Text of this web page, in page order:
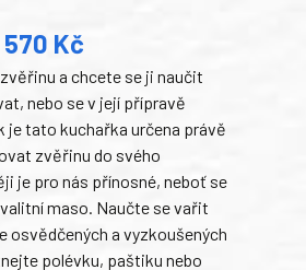
Kč
a chcete se ji naučit
nebo se v její přípravě
je tato kuchařka určena právě
zvěřinu do svého
je pro nás přínosné, neboť se
maso. Naučte se vařit
osvědčených a vyzkoušených
polévku, paštiku nebo